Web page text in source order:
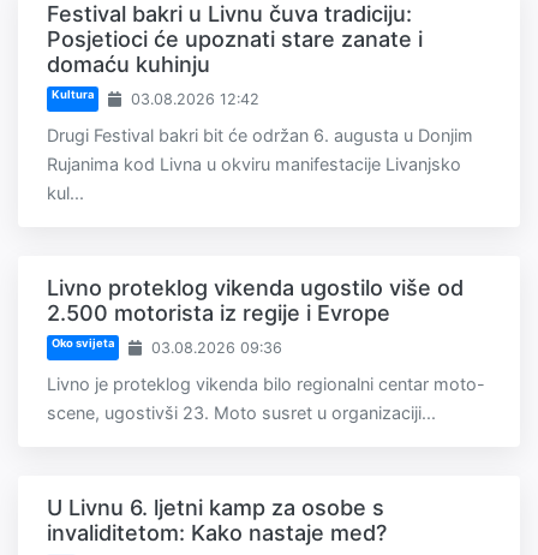
Festival bakri u Livnu čuva tradiciju:
Posjetioci će upoznati stare zanate i
domaću kuhinju
Kultura 03.08.2026 12:42
Drugi Festival bakri bit će održan 6. augusta u Donjim
Rujanima kod Livna u okviru manifestacije Livanjsko
kul...
Livno proteklog vikenda ugostilo više od
2.500 motorista iz regije i Evrope
Oko svijeta 03.08.2026 09:36
Livno je proteklog vikenda bilo regionalni centar moto-
scene, ugostivši 23. Moto susret u organizaciji...
U Livnu 6. ljetni kamp za osobe s
invaliditetom: Kako nastaje med?